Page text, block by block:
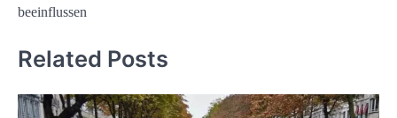
beeinflussen
Related Posts